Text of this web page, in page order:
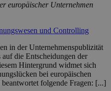
europäischer Unternehmen
und Controlling
in der Unternehmenspublizität
die Entscheidungen der
Hintergrund widmet sich
bei europäischen
folgende Fragen: [...]